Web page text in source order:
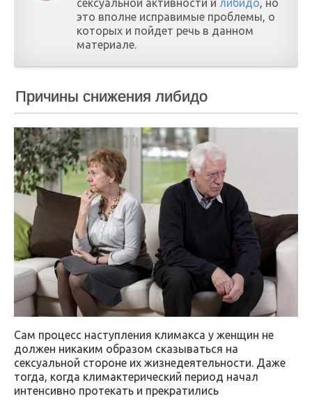
сексуальной активности и либидо, но
это вполне исправимые проблемы, о
которых и пойдет речь в данном
материале.
Причины снижения либидо
Сам процесс наступления климакса у женщин не
должен никаким образом сказываться на
сексуальной стороне их жизнедеятельности. Даже
тогда, когда климактерический период начал
интенсивно протекать и прекратились